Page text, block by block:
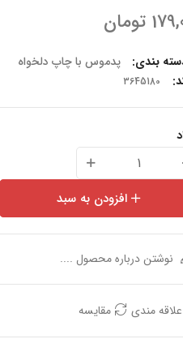
تومان
بندی:
پدموس با چاپ دلخواه
افزودن به سبد
نوشتن درباره محصول ....
علاقه مندی مقایسه